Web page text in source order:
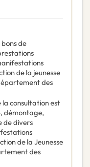
de
de la jeunesse
des
la consultation est
démontage,
de divers
de la Jeunesse
des